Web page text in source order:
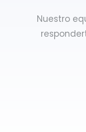
Nuestro